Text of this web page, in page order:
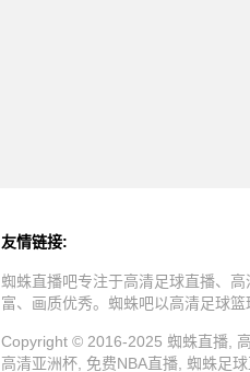
友情链接:
蜘蛛直播吧专注于高清足球直播、
富、画质优秀。蜘蛛吧以高清足球
Copyright © 2016-2025 蜘蛛直播,
高清亚洲杯, 免费NBA直播, 蜘蛛足